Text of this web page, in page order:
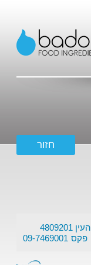
פקס 09-7469001